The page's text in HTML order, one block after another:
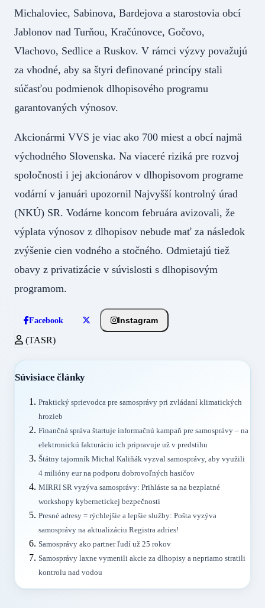
Michaloviec, Sabinova, Bardejova a starostovia obcí
Jablonov nad Turňou, Kračúnovce, Gočovo,
Vlachovo, Sedlice a Ruskov. V rámci výzvy považujú
za vhodné, aby sa štyri definované princípy stali
súčasťou podmienok dlhopisového programu
garantovaných výnosov.
Akcionármi VVS je viac ako 700 miest a obcí najmä
východného Slovenska. Na viaceré riziká pre rozvoj
spoločnosti i jej akcionárov v dlhopisovom programe
vodární v januári upozornil Najvyšší kontrolný úrad
(NKÚ) SR. Vodárne koncom februára avizovali, že
výplata výnosov z dlhopisov nebude mať za následok
zvýšenie cien vodného a stočného. Odmietajú tiež
obavy z privatizácie v súvislosti s dlhopisovým
programom.
Facebook Instagram
(TASR)
Súvisiace články
Praktický sprievodca pre samosprávy pri zvládaní klimatických
hrozieb
Finančná správa štartuje informačnú kampaň pre samosprávy – na
elektronickú fakturáciu ich pripravuje už v predstihu
Štátny tajomník Michal Kaliňák vyzval samosprávy, aby využili
4 milióny eur na podporu dobrovoľných hasičov
MIRRI SR vyzýva samosprávy: Prihláste sa na bezplatné
workshopy kybernetickej bezpečnosti
Presné adresy = rýchlejšie a lepšie služby: Pošta vyzýva
samosprávy na aktualizáciu Registra adries!
Samosprávy ako partner ľudí už 25 rokov
Samosprávy laxne vymenili akcie za dlhopisy a nepriamo stratili
kontrolu nad vodou